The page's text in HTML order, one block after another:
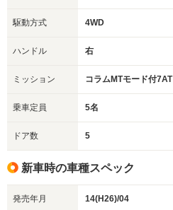
駆動方式 4WD
ハンドル 右
ミッション コラムMTモード付7AT
乗車定員 5名
ドア数 5
新車時の車種スペック
発売年月 14(H26)/04